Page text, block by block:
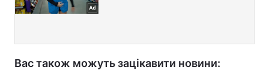
Вас також можуть зацікавити новини: